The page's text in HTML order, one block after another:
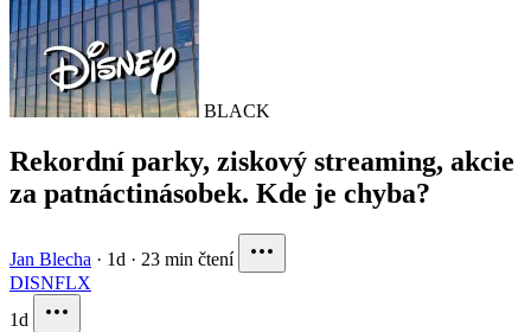
BLACK
Rekordní parky, ziskový streaming, akcie
za patnáctinásobek. Kde je chyba?
Jan Blecha · 1d · 23 min čtení
DISNFLX
1d